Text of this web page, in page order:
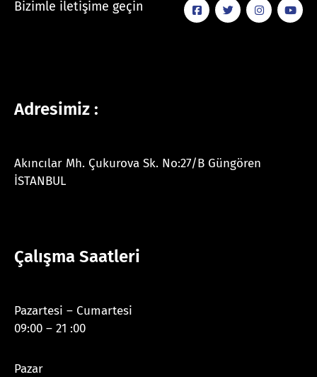
Bizimle iletişime geçin
Adresimiz :
Akıncılar Mh. Çukurova Sk. No:27/B Güngören
İSTANBUL
Çalışma Saatleri
Pazartesi – Cumartesi
09:00 – 21 :00
Pazar